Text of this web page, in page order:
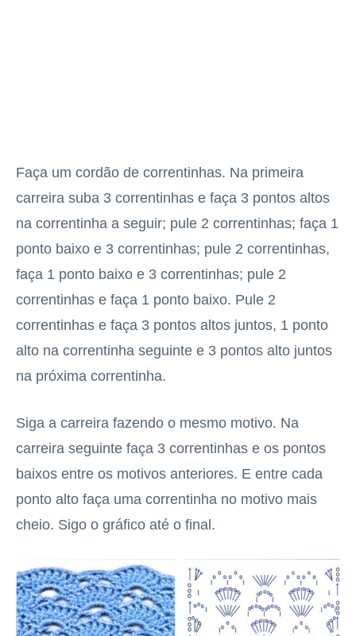
Faça um cordão de correntinhas. Na primeira
carreira suba 3 correntinhas e faça 3 pontos altos
na correntinha a seguir; pule 2 correntinhas; faça 1
ponto baixo e 3 correntinhas; pule 2 correntinhas,
faça 1 ponto baixo e 3 correntinhas; pule 2
correntinhas e faça 1 ponto baixo. Pule 2
correntinhas e faça 3 pontos altos juntos, 1 ponto
alto na correntinha seguinte e 3 pontos alto juntos
na próxima correntinha.
Siga a carreira fazendo o mesmo motivo. Na
carreira seguinte faça 3 correntinhas e os pontos
baixos entre os motivos anteriores. E entre cada
ponto alto faça uma correntinha no motivo mais
cheio. Sigo o gráfico até o final.